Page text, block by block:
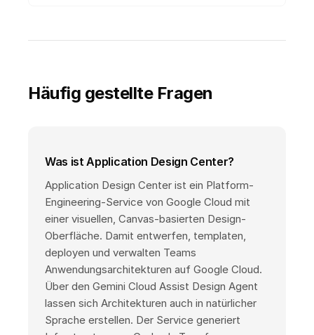
Häufig gestellte Fragen
Was ist Application Design Center?
Application Design Center ist ein Platform-
Engineering-Service von Google Cloud mit
einer visuellen, Canvas-basierten Design-
Oberfläche. Damit entwerfen, templaten,
deployen und verwalten Teams
Anwendungsarchitekturen auf Google Cloud.
Über den Gemini Cloud Assist Design Agent
lassen sich Architekturen auch in natürlicher
Sprache erstellen. Der Service generiert